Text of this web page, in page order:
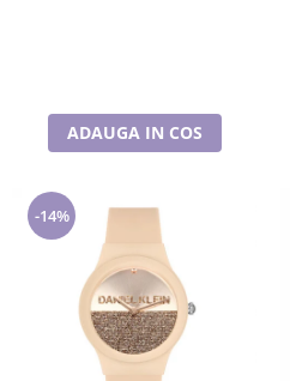
ADAUGA IN COS
-14%